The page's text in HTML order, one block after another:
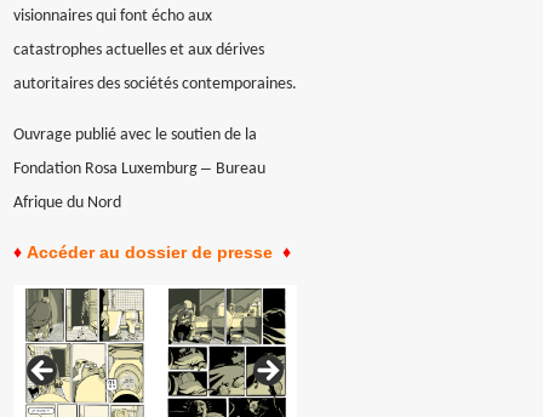
visionnaires qui font écho aux
catastrophes actuelles et aux dérives
autoritaires des sociétés contemporaines.
Ouvrage publié avec le soutien de la
Fondation Rosa Luxemburg– Bureau
Afrique du Nord
♦Accéder au dossier de presse ♦